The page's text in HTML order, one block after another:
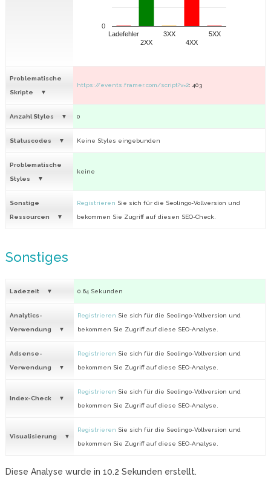
Ladefehler
2XX
3XX
4XX
5XX
0
Problematische
Skripte
https://events.framer.com/script?v=2: 403
Anzahl Styles 0
Statuscodes Keine Styles eingebunden
Problematische
Styles
keine
Sonstige
Ressourcen
Registrieren Sie sich für die Seolingo-Vollversion und
bekommen Sie Zugriff auf diesen SEO-Check.
Sonstiges
Ladezeit 0.64 Sekunden
Analytics-
Verwendung
Registrieren Sie sich für die Seolingo-Vollversion und
bekommen Sie Zugriff auf diese SEO-Analyse.
Adsense-
Verwendung
Registrieren Sie sich für die Seolingo-Vollversion und
bekommen Sie Zugriff auf diese SEO-Analyse.
Index-Check
Registrieren Sie sich für die Seolingo-Vollversion und
bekommen Sie Zugriff auf diese SEO-Analyse.
Visualisierung
Registrieren Sie sich für die Seolingo-Vollversion und
bekommen Sie Zugriff auf diese SEO-Analyse.
Diese Analyse wurde in 10.2 Sekunden erstellt.